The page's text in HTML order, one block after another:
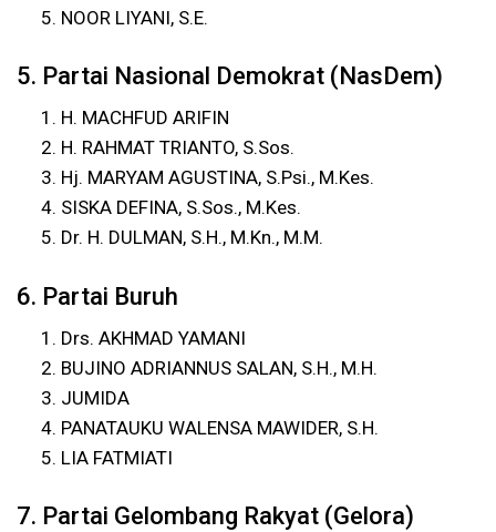
NOOR LIYANI, S.E.
5. Partai Nasional Demokrat (NasDem)
H. MACHFUD ARIFIN
H. RAHMAT TRIANTO, S.Sos.
Hj. MARYAM AGUSTINA, S.Psi., M.Kes.
SISKA DEFINA, S.Sos., M.Kes.
Dr. H. DULMAN, S.H., M.Kn., M.M.
6. Partai Buruh
Drs. AKHMAD YAMANI
BUJINO ADRIANNUS SALAN, S.H., M.H.
JUMIDA
PANATAUKU WALENSA MAWIDER, S.H.
LIA FATMIATI
7. Partai Gelombang Rakyat (Gelora)